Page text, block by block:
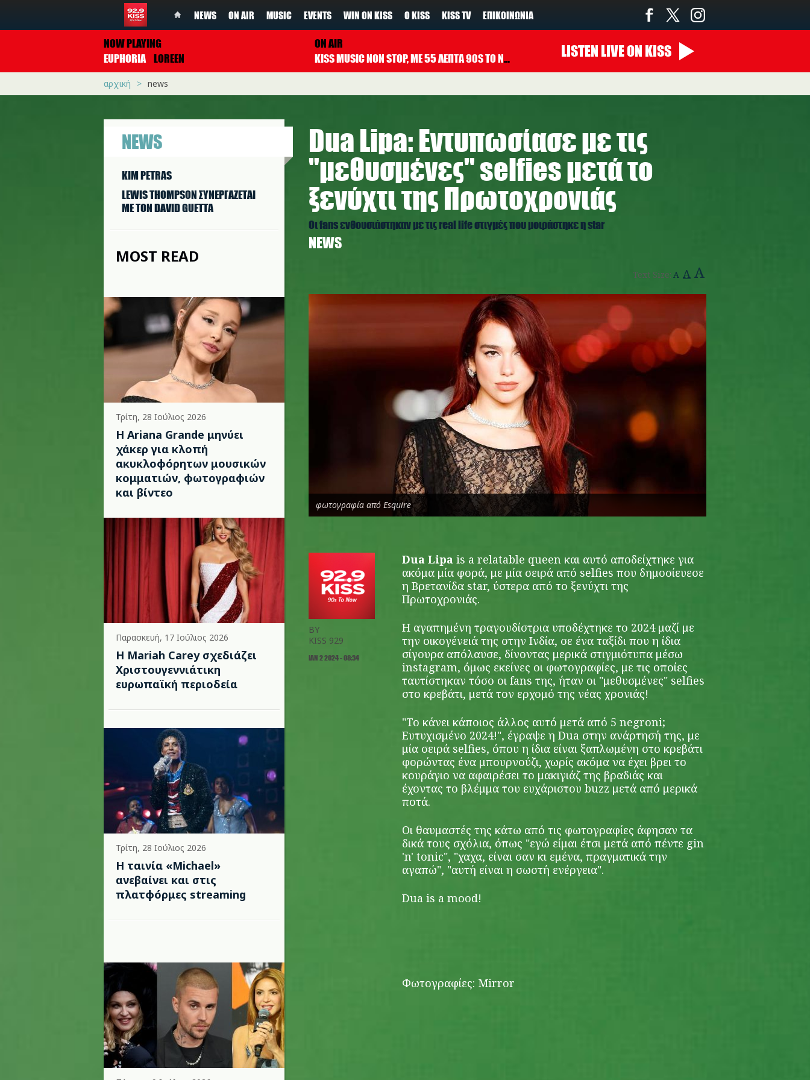
NEWS ON AIR MUSIC EVENTS WIN ON KISS Ο KISS KISS TV ΕΠΙΚΟΙΝΩΝΊΑ
NOW PLAYING
EUPHORIA LOREEN
ON AIR
KISS MUSIC NON STOP, ΜΕ 55 ΛΕΠΤΑ 90S TO NOW ΚΑΘΕ ΩΡΑ
14:00 - 00:00
LISTEN LIVEON KISS
αρχική news
NEWS
KIM PETRAS
LEWIS THOMPSON ΣΥΝΕΡΓAΖΕΤΑΙ
ΜΕ ΤΟΝ DAVID GUETTA
MOST READ
Τρίτη, 28 Ιούλιος 2026
Η Ariana Grande μηνύει
χάκερ για κλοπή
ακυκλοφόρητων μουσικών
κομματιών, φωτογραφιών
και βίντεο
Παρασκευή, 17 Ιούλιος 2026
Η Mariah Carey σχεδιάζει
Χριστουγεννιάτικη
ευρωπαϊκή περιοδεία
Τρίτη, 28 Ιούλιος 2026
Η ταινία «Michael»
ανεβαίνει και στις
πλατφόρμες streaming
Dua Lipa: Εντυπωσίασε με τις
"μεθυσμένες" selfies μετά το
ξενύχτι της Πρωτοχρονιάς
Οι fans ενθουσιάστηκαν με τις real life στιγμές που μοιράστηκε η star
NEWS
Text Size: A A A
d.jpg
φωτογραφία από Esquire
BY
KISS 929
ΙΑΝ 2 2024 - 08:34
Dua Lipa is a relatable queen και αυτό αποδείχτηκε για
ακόμα μία φορά, με μία σειρά από selfies που δημοσίευεσε
η Βρετανίδα star, ύστερα από το ξενύχτι της
Πρωτοχρονιάς.
Η αγαπημένη τραγουδίστρια υποδέχτηκε το 2024 μαζί με
την οικογένειά της στην Ινδία, σε ένα ταξίδι που η ίδια
σίγουρα απόλαυσε, δίνοντας μερικά στιγμιότυπα μέσω
instagram, όμως εκείνες οι φωτογραφίες, με τις οποίες
ταυτίστηκαν τόσο οι fans της, ήταν οι "μεθυσμένες" selfies
στο κρεβάτι, μετά τον ερχομό της νέας χρονιάς!
"Το κάνει κάποιος άλλος αυτό μετά από 5 negroni;
Ευτυχισμένο 2024!", έγραψε η Dua στην ανάρτησή της, με
μία σειρά selfies, όπου η ίδια είναι ξαπλωμένη στο κρεβάτι
φορώντας ένα μπουρνούζι, χωρίς ακόμα να έχει βρει το
κουράγιο να αφαιρέσει το μακιγιάζ της βραδιάς και
έχοντας το βλέμμα του ευχάριστου buzz μετά από μερικά
ποτά.
Οι θαυμαστές της κάτω από τις φωτογραφίες άφησαν τα
δικά τους σχόλια, όπως "εγώ είμαι έτσι μετά από πέντε gin
'n' tonic", "χαχα, είναι σαν κι εμένα, πραγματικά την
αγαπώ", "αυτή είναι η σωστή ενέργεια".
Dua is a mood!
Φωτογραφίες: Mirror